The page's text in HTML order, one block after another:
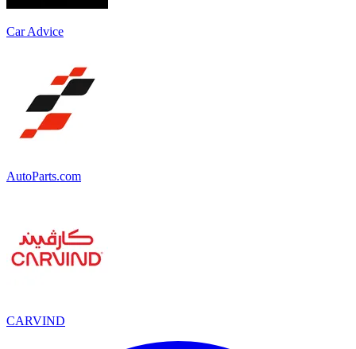
Car Advice
AutoParts.com
CARVIND